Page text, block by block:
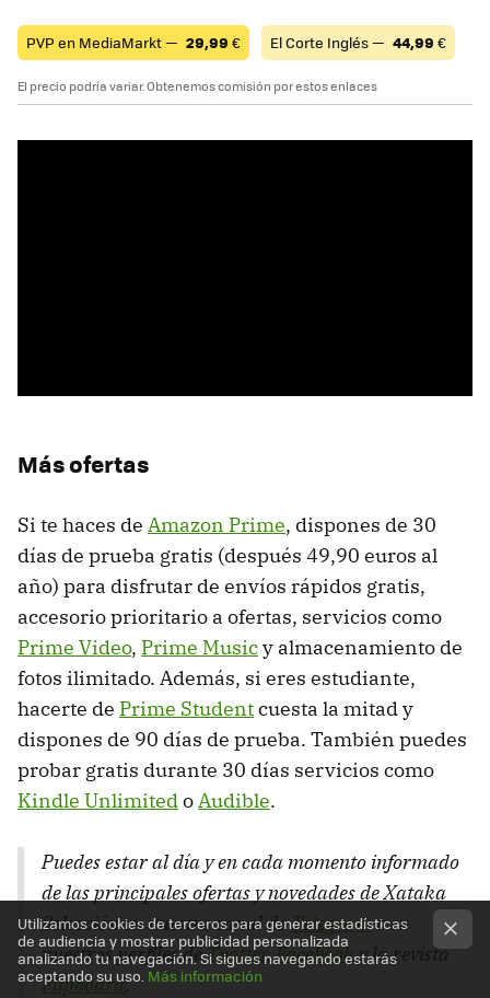
PVP en MediaMarkt — 29,99 € El Corte Inglés — 44,99 €
El precio podría variar. Obtenemos comisión por estos enlaces
Más ofertas
Si te haces de Amazon Prime, dispones de 30
días de prueba gratis (después 49,90 euros al
año) para disfrutar de envíos rápidos gratis,
accesorio prioritario a ofertas, servicios como
Prime Video, Prime Musicy almacenamiento de
fotos ilimitado. Además, si eres estudiante,
hacerte de Prime Studentcuesta la mitad y
dispones de 90 días de prueba. También puedes
probar gratis durante 30 días servicios como
Kindle UnlimitedoAudible.
Puedes estar al día y en cada momento informado
de las principales ofertas y novedades de Xataka
Selección en nuestro canal deTelegramo en
nuestros perfiles deTwitter,Facebooky la revista
Flipboard.
Utilizamos cookies de terceros para generar estadísticas
de audiencia y mostrar publicidad personalizada
analizando tu navegación. Si sigues navegando estarás
aceptando su uso. Más información